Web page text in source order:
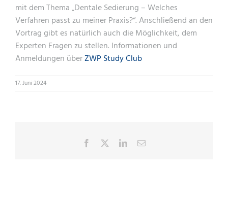
mit dem Thema „Dentale Sedierung – Welches
Verfahren passt zu meiner Praxis?“. Anschließend an den
Vortrag gibt es natürlich auch die Möglichkeit, dem
Experten Fragen zu stellen. Informationen und
Anmeldungen überZWP Study Club
17. Juni 2024
Facebook LinkedIn
E-